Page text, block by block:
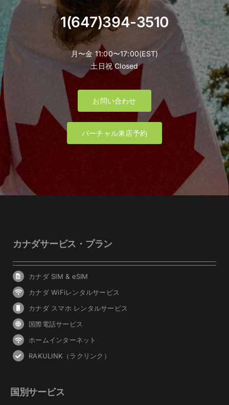
1(647)394-3510
月〜金 11:00〜17:00(EST)
土日祝 Closed
お問い合わせ
バーチャル来店予約
カナダサービス・プラン
カナダ SIM & eSIM
カナダ WiFiレンタルサービス
カナダ スマホ レンタルサービス
国際電話サービス
ホームインターネット
RAKULINK（ラクリンク）
国別サービス